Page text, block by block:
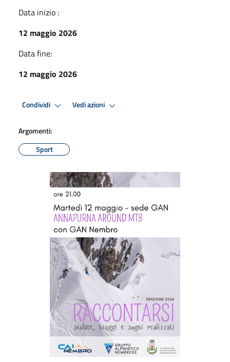
Data inizio :
12 maggio 2026
Data fine:
12 maggio 2026
Condividi Vedi azioni
Argomenti:
Sport